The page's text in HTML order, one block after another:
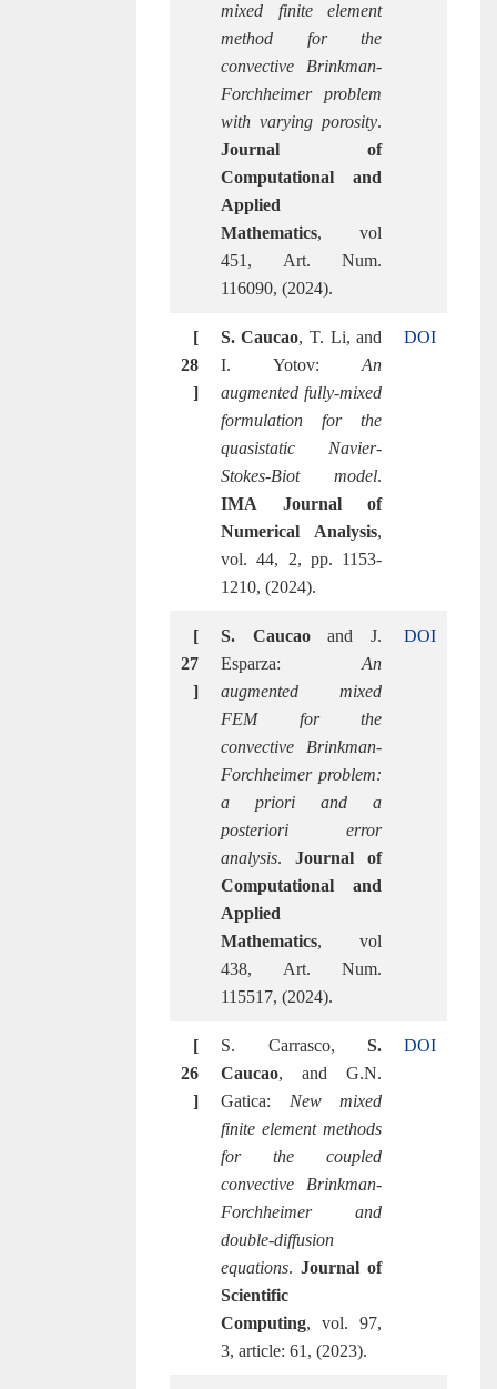
mixed finite element
method for the
convective Brinkman-
Forchheimer problem
with varying porosity.
Journal of
Computational and
Applied
Mathematics, vol
451, Art. Num.
116090, (2024).
[
28
]
S. Caucao, T. Li, and
I. Yotov:An
augmented fully-mixed
formulation for the
quasistatic Navier-
Stokes-Biot model.
IMA Journal of
Numerical Analysis,
vol. 44, 2, pp. 1153-
1210, (2024).
DOI
[
27
]
S. Caucaoand J.
Esparza:An
augmented mixed
FEM for the
convective Brinkman-
Forchheimer problem:
a priori and a
posteriori error
analysis. Journal of
Computational and
Applied
Mathematics, vol
438, Art. Num.
115517, (2024).
DOI
[
26
]
S. Carrasco,S.
Caucao, and G.N.
Gatica: New mixed
finite element methods
for the coupled
convective Brinkman-
Forchheimer and
double-diffusion
equations. Journal of
Scientific
Computing, vol. 97,
3, article: 61, (2023).
DOI